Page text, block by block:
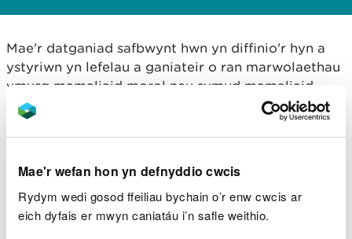
Mae'r wefan hon yn defnyddio cwcis
Rydym wedi gosod ffeiliau bychain o’r enw cwcis ar
eich dyfais er mwyn caniatáu i’n safle weithio.
Mae'r datganiad safbwynt hwn yn diffinio'r hyn a
ystyriwn yn lefelau a ganiateir o ran marwolaethau
ymysg mamaliaid morol neu symud mamaliaid
morol heb achosi effaith niweidiol ar integredd
safleoedd fel rhan o asesiad rheoliadau
cynefinoedd.
Fel datblygwr neu ymgynghorydd, gallwch
ddefnyddio'r datganiad safbwynt i helpu i gyflwyno
ceisiadau gyda digon o wybodaeth i ganiatáu i'r